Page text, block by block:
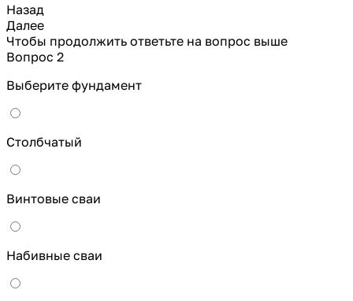
Назад
Далее
Чтобы продолжить ответьте на вопрос выше
Вопрос 2
Выберите фундамент
Столбчатый
Винтовые сваи
Набивные сваи